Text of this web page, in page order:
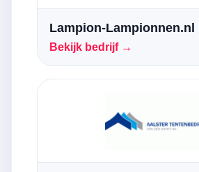
Lampion-Lampionnen.nl
Bekijk bedrijf →